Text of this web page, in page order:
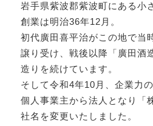
岩手県紫波郡紫波町にある小
創業は明治36年12月。
初代廣田喜平治がこの地で当
譲り受け、戦後以降「廣田酒
造りを続けています。
そして令和4年10月、企業力
個人事業主から法人となり「
社名を変更いたしました。